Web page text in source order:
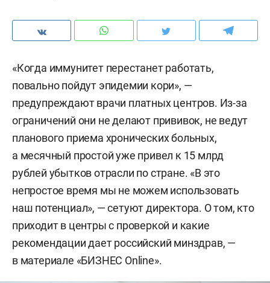
«Когда иммунитет перестанет работать,
повально пойдут эпидемии кори», —
предупреждают врачи платных центров. Из-за
ограничений они не делают прививок, не ведут
планового приема хронических больных,
а месячный простой уже привел к 15 млрд
рублей убытков отрасли по стране. «В это
непростое время мы не можем использовать
наш потенциал», — сетуют директора. О том, кто
приходит в центры с проверкой и какие
рекомендации дает российский минздрав, —
в материале «БИЗНЕС Online».